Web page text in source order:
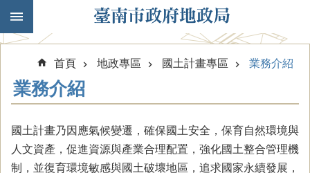
跳到主要內容區塊
首頁 地政專區 國土計畫專區 業務介紹
業務介紹
國土計畫乃因應氣候變遷，確保國土安全，保育自然環境與
人文資產，促進資源與產業合理配置，強化國土整合管理機
制，並復育環境敏感與國土破壞地區，追求國家永續發展，